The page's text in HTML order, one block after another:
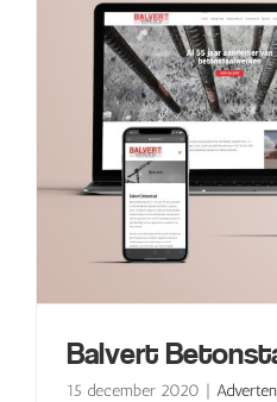
Balvert
15 december 2020 |